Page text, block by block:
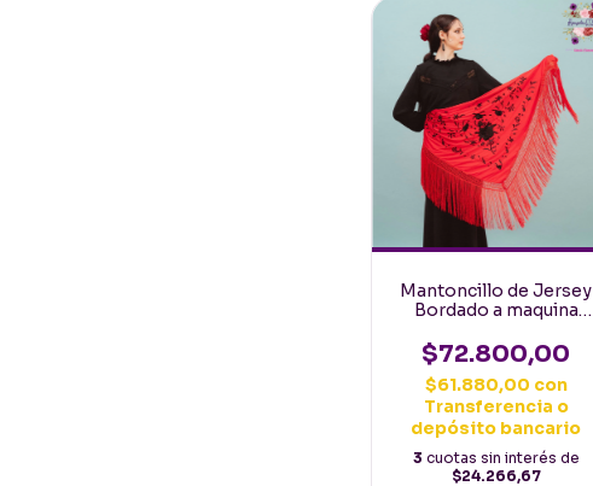
Mantoncillo de Jersey
Bordado a maquina
con Negro
$72.800,00
$61.880,00 con
Transferencia o
depósito bancario
3 cuotas sin interés de
$24.266,67